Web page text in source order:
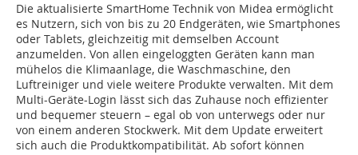
Die aktualisierte SmartHome Technik von Midea ermöglicht
es Nutzern, sich von bis zu 20 Endgeräten, wie Smartphones
oder Tablets, gleichzeitig mit demselben Account
anzumelden. Von allen eingeloggten Geräten kann man
mühelos die Klimaanlage, die Waschmaschine, den
Luftreiniger und viele weitere Produkte verwalten. Mit dem
Multi-Geräte-Login lässt sich das Zuhause noch effizienter
und bequemer steuern – egal ob von unterwegs oder nur
von einem anderen Stockwerk. Mit dem Update erweitert
sich auch die Produktkompatibilität. Ab sofort können